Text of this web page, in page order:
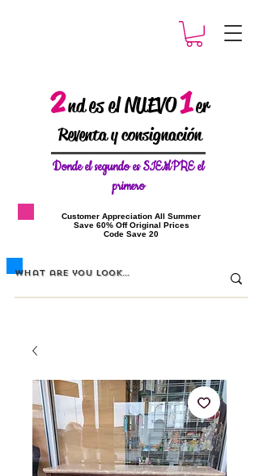
2ndes el NUEVO1er
Reventa y consignación
Donde elsegundo es SIEMPRE el
primero
​Customer Appreciation All Summer
​Save 60% Off Original Prices
​Code Save 20